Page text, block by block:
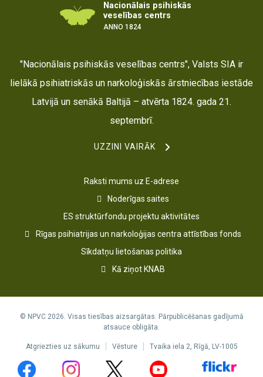
Nacionālais psihiskās
veselības centrs
ANNO 1824
"Nacionālais psihiskās veselības centrs", Valsts SIA ir
lielākā psihiatriskās un narkoloģiskās ārstniecības iestāde
Latvijā un senākā Baltijā – atvērta 1824. gada 21.
septembrī.
UZZINI VAIRĀK
Raksti mums uz E-adrese
Noderīgas saites
ES struktūrfondu projektu aktivitātes
Rīgas psihiatrijas un narkoloģijas centra attīstības fonds
Sīkdatņu lietošanas politika
Kā ziņot KNAB
© NPVC 2026. Visas tiesības aizsargātas. Pārpublicēšanas gadījumā
atsauce obligāta.
Atgriezties uz sākumu Vēsture Tvaika iela 2, Rīgā, LV-1005